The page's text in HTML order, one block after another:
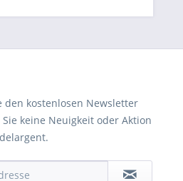
den kostenlosen Newsletter
keine Neuigkeit oder Aktion